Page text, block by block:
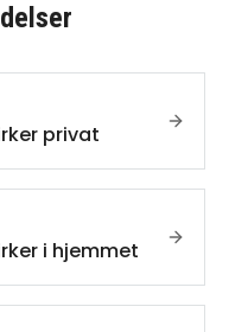
privat
i hjemmet